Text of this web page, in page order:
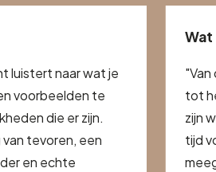
luistert naar wat je
voorbeelden te
die er zijn.
tevoren, een
en echte
tot
zijn
tijd